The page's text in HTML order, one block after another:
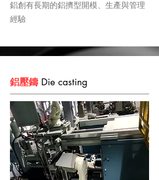
鋁創有長期的鋁擠型開模、生產與管理
經驗
鋁壓鑄 Die casting